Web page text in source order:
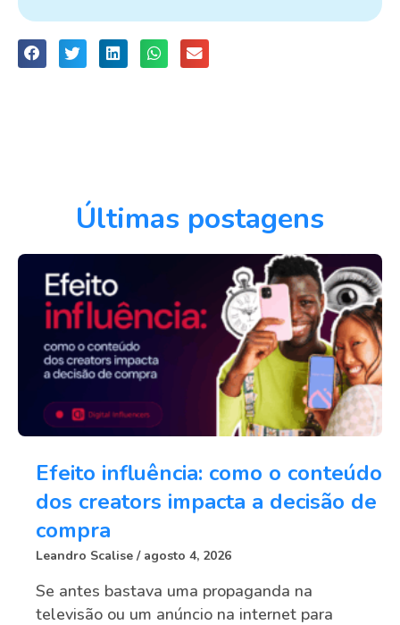
Últimas postagens
Efeito influência: como o conteúdo
dos creators impacta a decisão de
compra
Leandro Scalise agosto 4, 2026
Se antes bastava uma propaganda na
televisão ou um anúncio na internet para